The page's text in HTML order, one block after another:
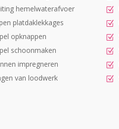
hemelwaterafvoer
platdaklekkages
opknappen
schoonmaken
impregneren
van loodwerk